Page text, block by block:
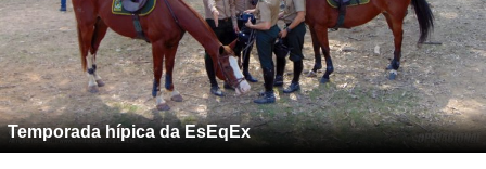
Temporada hípica da EsEqEx